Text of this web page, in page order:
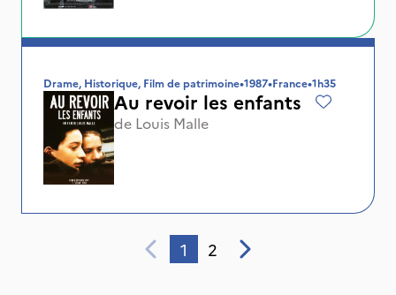
Drame, Historique, Film de patrimoine•1987•France•1h35
Au revoir les enfants
de Louis Malle
1 2